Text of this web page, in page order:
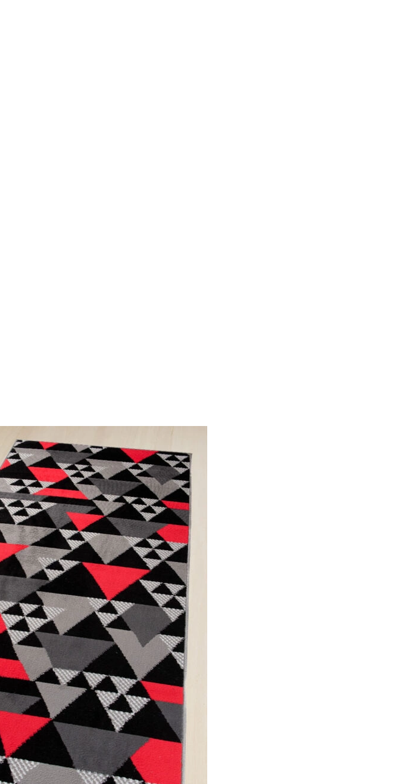
doel is om advertenties weer te geven die relevant en
samen met de aanbieders van de individuele cookies.